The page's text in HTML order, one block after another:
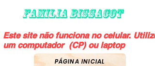
FAMILIA BISSACOT
Este site não funciona no celular. Utilize
um computador (CP) ou laptop
PÁGINA INICIAL